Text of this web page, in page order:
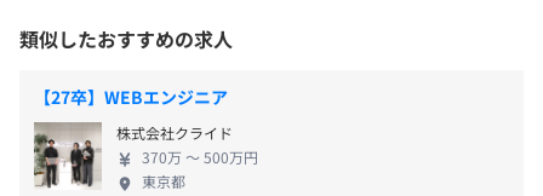
■本社
雇用関係なし
ストの削減も可能にします。 ■「なくせる」をつく
り、全社の働き方を変える「Bill One」 Sansan株式
会社が提供するBill Oneは、請求書受領、経費精算、
債権管理といった、さまざまな業務領域の課題を解
決する、経理AXサービスです。請求書や領収書とい
った証憑書類が関わる全社の業務プロセスを根底か
類似したおすすめの求人
【27卒】WEBエンジニア
株式会社クライド
370万 〜 500万円
東京都